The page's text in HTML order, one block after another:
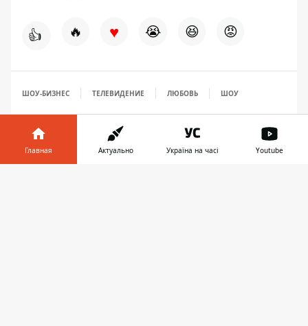
👍 🔥 ♥ 😭 😆 😡
ШОУ-БИЗНЕС ТЕЛЕВИДЕНИЕ ЛЮБОВЬ ШОУ
Главная Актуально Україна на часі Youtube